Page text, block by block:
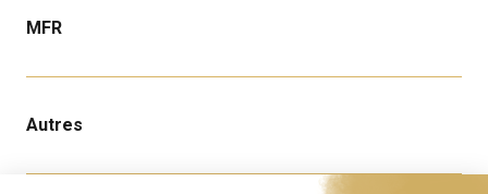
MFR
Autres